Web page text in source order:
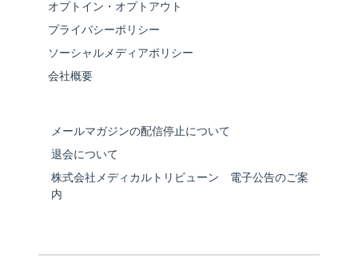
オプトイン・オプトアウト
プライバシーポリシー
ソーシャルメディアポリシー
会社概要
メールマガジンの配信停止について
退会について
株式会社メディカルトリビューン 電子公告のご案
内